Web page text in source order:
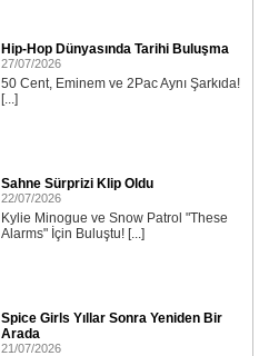
Hip-Hop Dünyasında Tarihi Buluşma
27/07/2026
50 Cent, Eminem ve 2Pac Aynı Şarkıda!
[...]
Sahne Sürprizi Klip Oldu
22/07/2026
Kylie Minogue ve Snow Patrol "These
Alarms" İçin Buluştu! [...]
Spice Girls Yıllar Sonra Yeniden Bir
Arada
21/07/2026